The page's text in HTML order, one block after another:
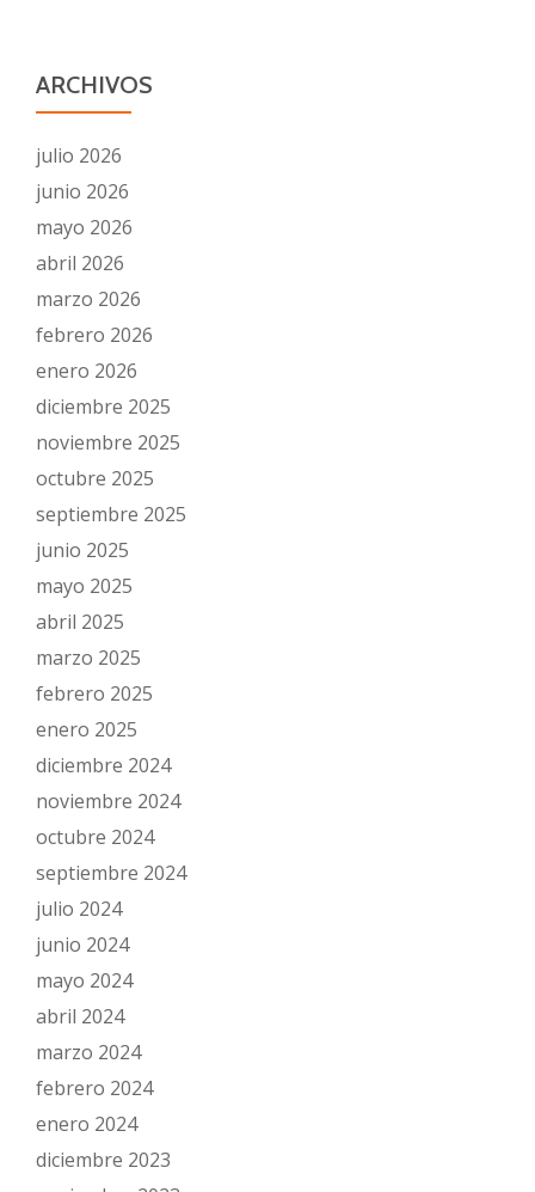
ARCHIVOS
julio 2026
junio 2026
mayo 2026
abril 2026
marzo 2026
febrero 2026
enero 2026
diciembre 2025
noviembre 2025
octubre 2025
septiembre 2025
junio 2025
mayo 2025
abril 2025
marzo 2025
febrero 2025
enero 2025
diciembre 2024
noviembre 2024
octubre 2024
septiembre 2024
julio 2024
junio 2024
mayo 2024
abril 2024
marzo 2024
febrero 2024
enero 2024
diciembre 2023